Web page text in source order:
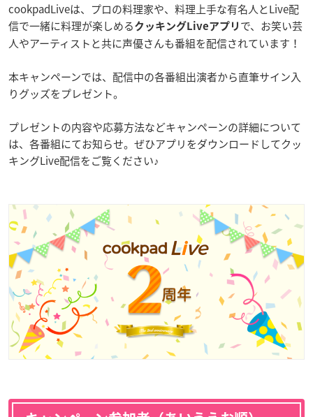
cookpadLiveは、プロの料理家や、料理上手な有名人とLive配
信で一緒に料理が楽しめる クッキングLiveアプリ で、お笑い芸
人やアーティストと共に声優さんも番組を配信されています！
本キャンペーンでは、配信中の各番組出演者から直筆サイン入
りグッズをプレゼント。
プレゼントの内容や応募方法などキャンペーンの詳細について
は、各番組にてお知らせ。ぜひアプリをダウンロードしてクッ
キングLive配信をご覧ください♪